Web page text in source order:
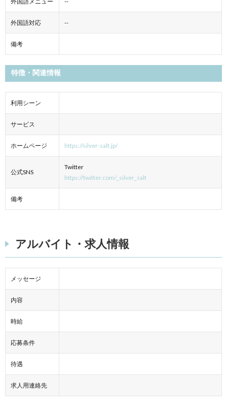
外国語対応 --
備考
特徴・関連情報
利用シーン
サービス
ホームページ https://silver-salt.jp/
公式SNS
Twitter
https://twitter.com/_silver_salt
備考
アルバイト・求人情報
メッセージ
内容
時給
応募条件
待遇
求人用連絡先